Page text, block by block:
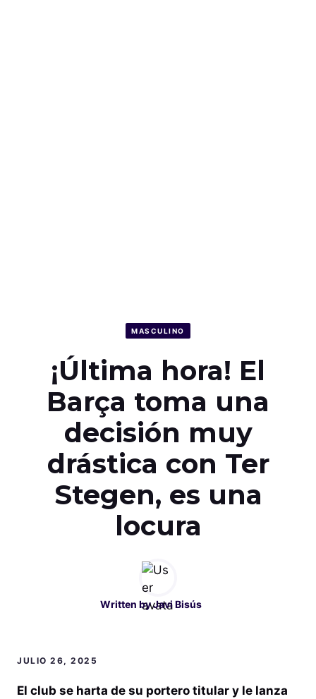
MASCULINO
¡Última hora! El
Barça toma una
decisión muy
drástica con Ter
Stegen, es una
locura
Written byJavi Bisús
JULIO 26, 2025
El club se harta de su portero titular y le lanza